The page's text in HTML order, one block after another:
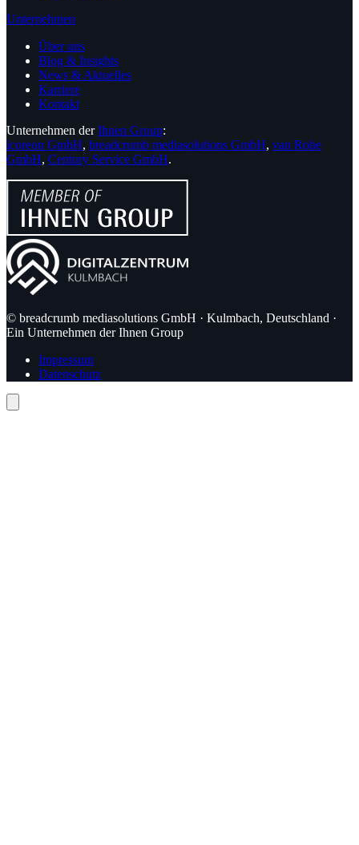
Unternehmen
Über uns
Blog & Insights
News & Aktuelles
Karriere
Kontakt
Unternehmen derIhnen Group:
icoreon GmbH, breadcrumb mediasolutions GmbH, van Rohe
GmbH, Century Service GmbH.
© breadcrumb mediasolutions GmbH · Kulmbach, Deutschland ·
Ein Unternehmen der Ihnen Group
Impressum
Datenschutz